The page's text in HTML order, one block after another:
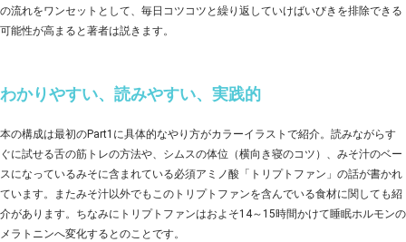
の流れをワンセットとして、毎日コツコツと繰り返していけばいびきを排除できる
可能性が高まると著者は説きます。
わかりやすい、読みやすい、実践的
本の構成は最初のPart1に具体的なやり方がカラーイラストで紹介。読みながらす
ぐに試せる舌の筋トレの方法や、シムスの体位（横向き寝のコツ）、みそ汁のベー
スになっているみそに含まれている必須アミノ酸「トリプトファン」の話が書かれ
ています。またみそ汁以外でもこのトリプトファンを含んでいる食材に関しても紹
介があります。ちなみにトリプトファンはおよそ14～15時間かけて睡眠ホルモンの
メラトニンへ変化するとのことです。